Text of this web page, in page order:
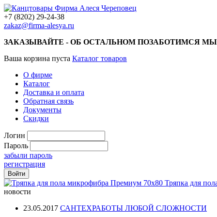
+7 (8202) 29-24-38
zakaz@firma-alesya.ru
ЗАКАЗЫВАЙТЕ - ОБ ОСТАЛЬНОМ ПОЗАБОТИМСЯ МЫ
Ваша корзина пуста Каталог товаров
О фирме
Каталог
Доставка и оплата
Обратная связь
Документы
Скидки
Логин
Пароль
забыли пароль
регистрация
Тряпка для
новости
23.05.2017 САНТЕХРАБОТЫ ЛЮБОЙ СЛОЖНОСТИ